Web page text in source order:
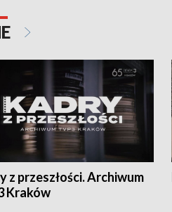
z przeszłości. Archiwum
Kraków